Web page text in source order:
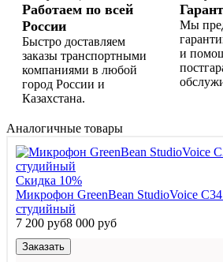
Работаем по всей
России
Быстро доставляем
заказы транспортными
компаниями в любой
город России и
Казахстана.
Мы
и
Аналогичные товары
Скидка 10%
Микрофон GreenBean StudioVoice
студийный
7 200 руб8 000 руб
Заказать